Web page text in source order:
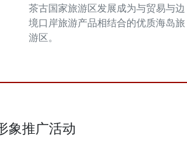
茶古国家旅游区发展成为与贸易与边
境口岸旅游产品相结合的优质海岛旅
游区。
象推广活动